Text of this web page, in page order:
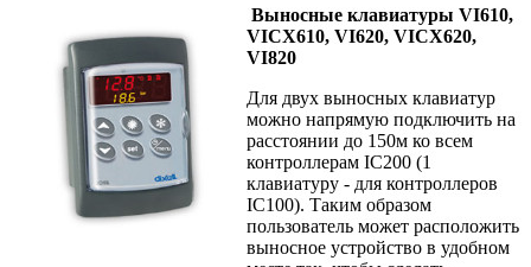
Выносные клавиатуры VI610,
VICX610, VI620, VICX620,
VI820
Для двух выносных клавиатур
можно напрямую подключить на
расстоянии до 150м ко всем
контроллерам IC200 (1
клавиатуру - для контроллеров
IC100). Таким образом
пользователь может расположить
выносное устройство в удобном